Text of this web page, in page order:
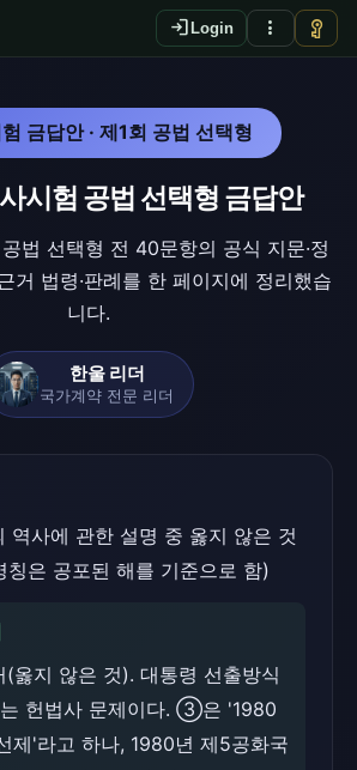
login Login more_vert vpn_key
금답안 · 제1회 공법 선택형
시험 공법 선택형 금답안
법 선택형 전 40문항의 공식 지문·정
거 법령·판례를 한 페이지에 정리했습
니다.
한울 리더
국가계약 전문 리더
역사에 관한 설명 중 옳지 않은 것
칭은 공포된 해를 기준으로 함)
지 않은 것). 대통령 선출방식
헌법사 문제이다. ③은 '1980
제'라고 하나, 1980년 제5공화국